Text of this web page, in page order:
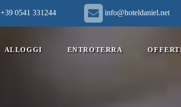
+39 0541 331244 info@hoteldaniel.net
ALLOGGI ENTROTERRA